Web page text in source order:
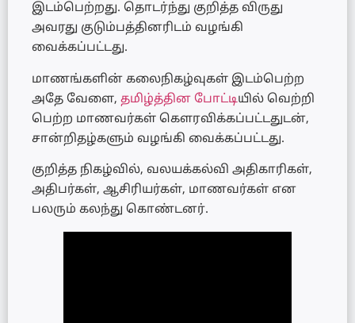
இடம்பெற்றது. தொடர்ந்து குறித்த விருது
அவரது குடும்பத்தினரிடம் வழங்கி
வைக்கப்பட்டது.
மாணங்களின் கலைநிகழ்வுகள் இடம்பெற்ற
அதே வேளை, தமிழ்த்தின போட்டியில் வெற்றி
பெற்ற மாணவர்கள் கௌரவிக்கப்பட்டதுடன்,
சான்றிதழ்களும் வழங்கி வைக்கப்பட்டது.
குறித்த நிகழ்வில், வலயக்கல்வி அதிகாரிகள்,
அதிபர்கள், ஆசிரியர்கள், மாணவர்கள் என
பலரும் கலந்து கொண்டனர்.